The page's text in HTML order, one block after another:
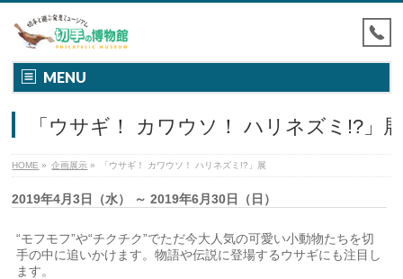
MENU
「ウサギ！ カワウソ！ ハリネズミ!?」展
HOME » 企画展示 » 「ウサギ！ カワウソ！ ハリネズミ!?」展
2019年4月3日（水） ～ 2019年6月30日（日）
“モフモフ”や“チクチク”でただ今大人気の可愛い小動物たちを切
手の中に追いかけます。物語や伝説に登場するウサギにも注目し
ます。